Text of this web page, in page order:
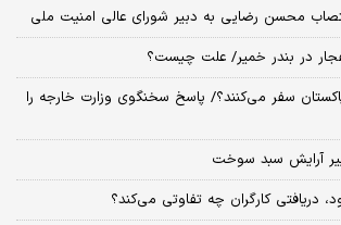
محسن رضایی به دبیر شورای عالی امنیت ملی
در بندر خمیر/ علت چیست؟
سفر می‌کنند؟/ پاسخ سخنگوی وزارت خارجه را
آرایش سبد سوخت
دریافتی کارگران چه تفاوتی می‌کند؟